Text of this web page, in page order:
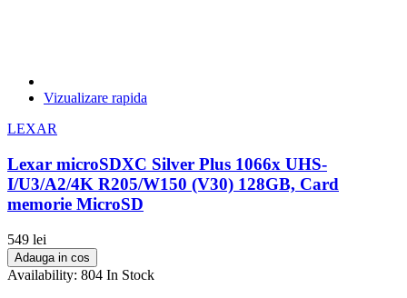
Vizualizare rapida
LEXAR
Lexar microSDXC Silver Plus 1066x UHS-
I/U3/A2/4K R205/W150 (V30) 128GB, Card
memorie MicroSD
549 lei
Adauga in cos
Availability: 804 In Stock